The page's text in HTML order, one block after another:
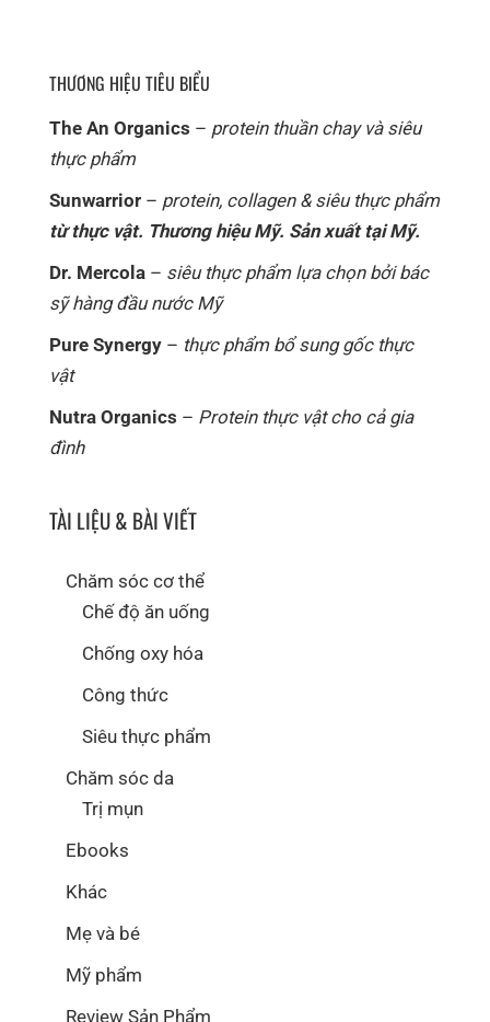
THƯƠNG HIỆU TIÊU BIỂU
The An Organics – protein thuần chay và siêu
thực phẩm
Sunwarrior – protein, collagen & siêu thực phẩm
từ thực vật. Thương hiệu Mỹ. Sản xuất tại Mỹ.
Dr. Mercola – siêu thực phẩm lựa chọn bởi bác
sỹ hàng đầu nước Mỹ
Pure Synergy – thực phẩm bổ sung gốc thực
vật
Nutra Organics – Protein thực vật cho cả gia
đình
TÀI LIỆU & BÀI VIẾT
Chăm sóc cơ thể
Chế độ ăn uống
Chống oxy hóa
Công thức
Siêu thực phẩm
Chăm sóc da
Trị mụn
Ebooks
Khác
Mẹ và bé
Mỹ phẩm
Review Sản Phẩm